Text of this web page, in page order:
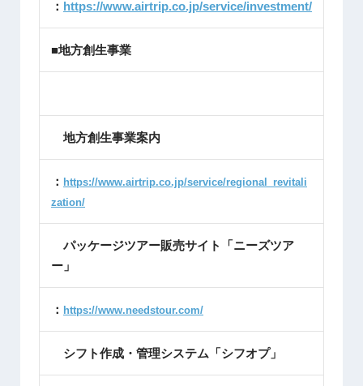
： https://www.airtrip.co.jp/service/investment/
■地方創生事業
地方創生事業案内
： https://www.airtrip.co.jp/service/regional_revitali
zation/
パッケージツアー販売サイト「ニーズツア
ー」
： https://www.needstour.com/
シフト作成・管理システム「シフオプ」